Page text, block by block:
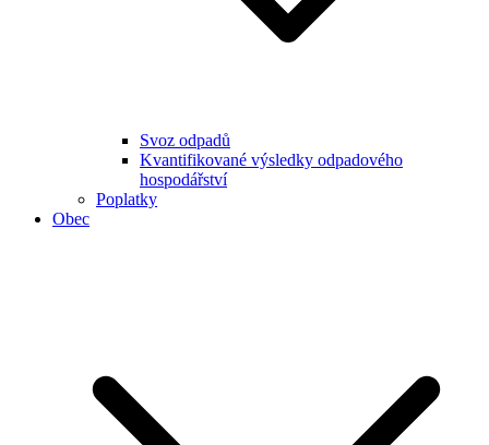
Svoz odpadů
Kvantifikované výsledky odpadového
hospodářství
Poplatky
Obec